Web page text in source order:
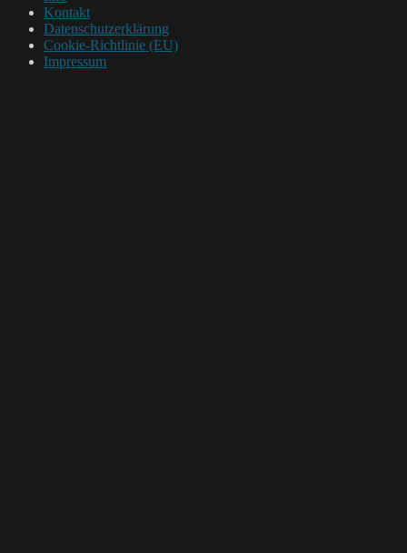
Kontakt
Datenschutzerklärung
Cookie-Richtlinie (EU)
Impressum